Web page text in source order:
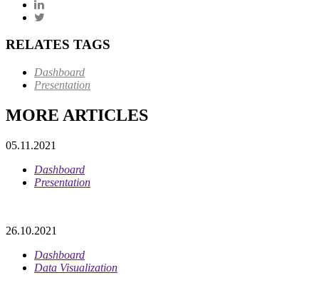
RELATES TAGS
Dashboard
Presentation
MORE ARTICLES
05.11.2021
Dashboard
Presentation
26.10.2021
Dashboard
Data Visualization